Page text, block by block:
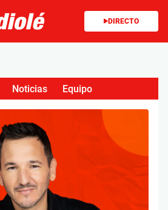
DIRECTO
Noticias Equipo